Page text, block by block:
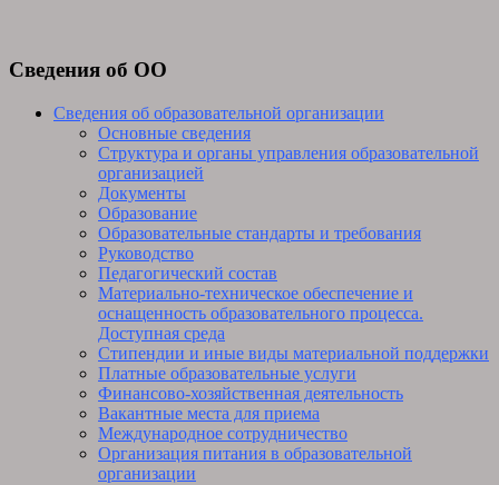
Сведения об ОО
Сведения об образовательной организации
Основные сведения
Структура и органы управления образовательной
организацией
Документы
Образование
Образовательные стандарты и требования
Руководство
Педагогический состав
Материально-техническое обеспечение и
оснащенность образовательного процесса.
Доступная среда
Стипендии и иные виды материальной поддержки
Платные образовательные услуги
Финансово-хозяйственная деятельность
Вакантные места для приема
Международное сотрудничество
Организация питания в образовательной
организации